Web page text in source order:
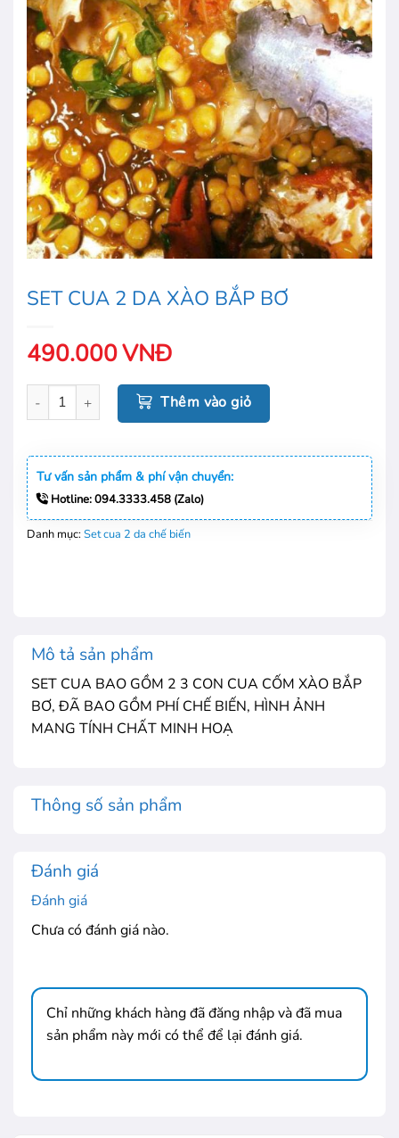
SET CUA 2 DA XÀO BẮP BƠ
490.000VNĐ
SET CUA 2 DA XÀO BẮP BƠ số lượng
Thêm vào giỏ
Tư vấn sản phẩm & phí vận chuyển:
Hotline: 094.3333.458 (Zalo)
Danh mục: Set cua 2 da chế biến
Mô tả sản phẩm
SET CUA BAO GỒM 2 3 CON CUA CỐM XÀO BẮP
BƠ, ĐÃ BAO GỒM PHÍ CHẾ BIẾN, HÌNH ẢNH
MANG TÍNH CHẤT MINH HOẠ
Thông số sản phẩm
Đánh giá
Đánh giá
Chưa có đánh giá nào.
Chỉ những khách hàng đã đăng nhập và đã mua
sản phẩm này mới có thể để lại đánh giá.